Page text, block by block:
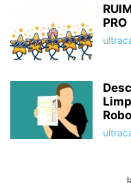
PRO